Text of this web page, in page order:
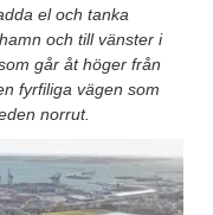
el och tanka
och till vänster i
går åt höger från
fyrfiliga vägen som
norrut.